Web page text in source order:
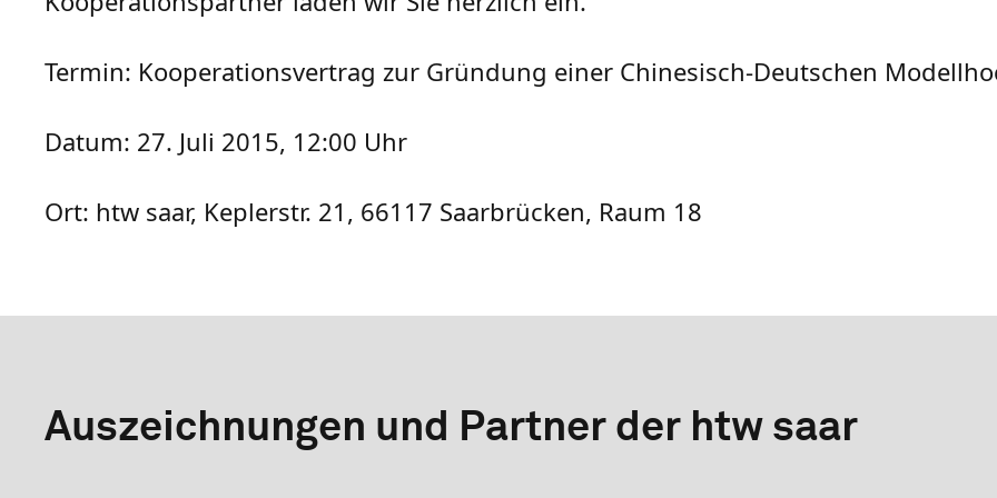
Termin: Kooperationsvertrag zur Gründung einer Chinesisch-Deutschen
Datum: 27. Juli 2015, 12:00 Uhr
Ort: htw saar, Keplerstr. 21, 66117 Saarbrücken, Raum 18
Auszeichnungen und Partner der htw saar